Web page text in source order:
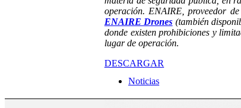
Noticias
operación. ENAIRE, proveedor
ENAIRE Drones (también
donde existen prohibiciones y
lugar de operación.
DESCARGAR